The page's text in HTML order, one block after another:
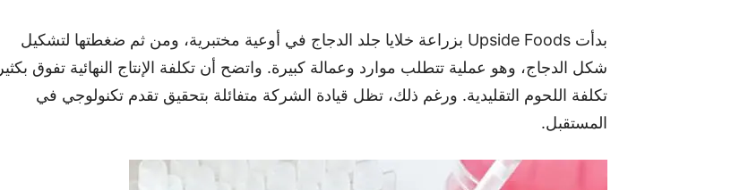
بدأت Upside Foods بزراعة خلايا جلد الدجاج في أوعية مختبرية، ومن ثم ضغطتها لتشكيل
شكل الدجاج، وهو عملية تتطلب موارد وعمالة كبيرة. واتضح أن تكلفة الإنتاج النهائية تفوق بكثير
تكلفة اللحوم التقليدية. ورغم ذلك، تظل قيادة الشركة متفائلة بتحقيق تقدم تكنولوجي في
المستقبل.